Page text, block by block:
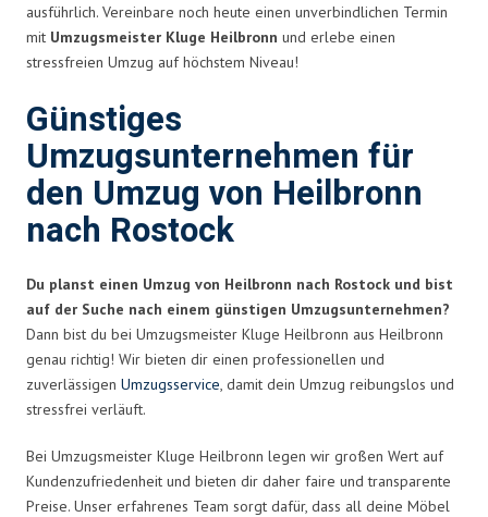
ausführlich. Vereinbare noch heute einen unverbindlichen Termin
mit Umzugsmeister Kluge Heilbronn und erlebe einen
stressfreien Umzug auf höchstem Niveau!
Günstiges
Umzugsunternehmen für
den Umzug von Heilbronn
nach Rostock
Du planst einen Umzug von Heilbronn nach Rostock und bist
auf der Suche nach einem günstigen Umzugsunternehmen?
Dann bist du bei Umzugsmeister Kluge Heilbronn aus Heilbronn
genau richtig! Wir bieten dir einen professionellen und
zuverlässigen Umzugsservice, damit dein Umzug reibungslos und
stressfrei verläuft.
Bei Umzugsmeister Kluge Heilbronn legen wir großen Wert auf
Kundenzufriedenheit und bieten dir daher faire und transparente
Preise. Unser erfahrenes Team sorgt dafür, dass all deine Möbel